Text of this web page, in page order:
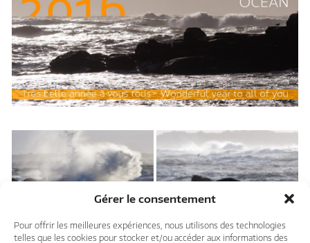
Gérer le consentement
Pour offrir les meilleures expériences, nous utilisons des technologies
telles que les cookies pour stocker et/ou accéder aux informations des